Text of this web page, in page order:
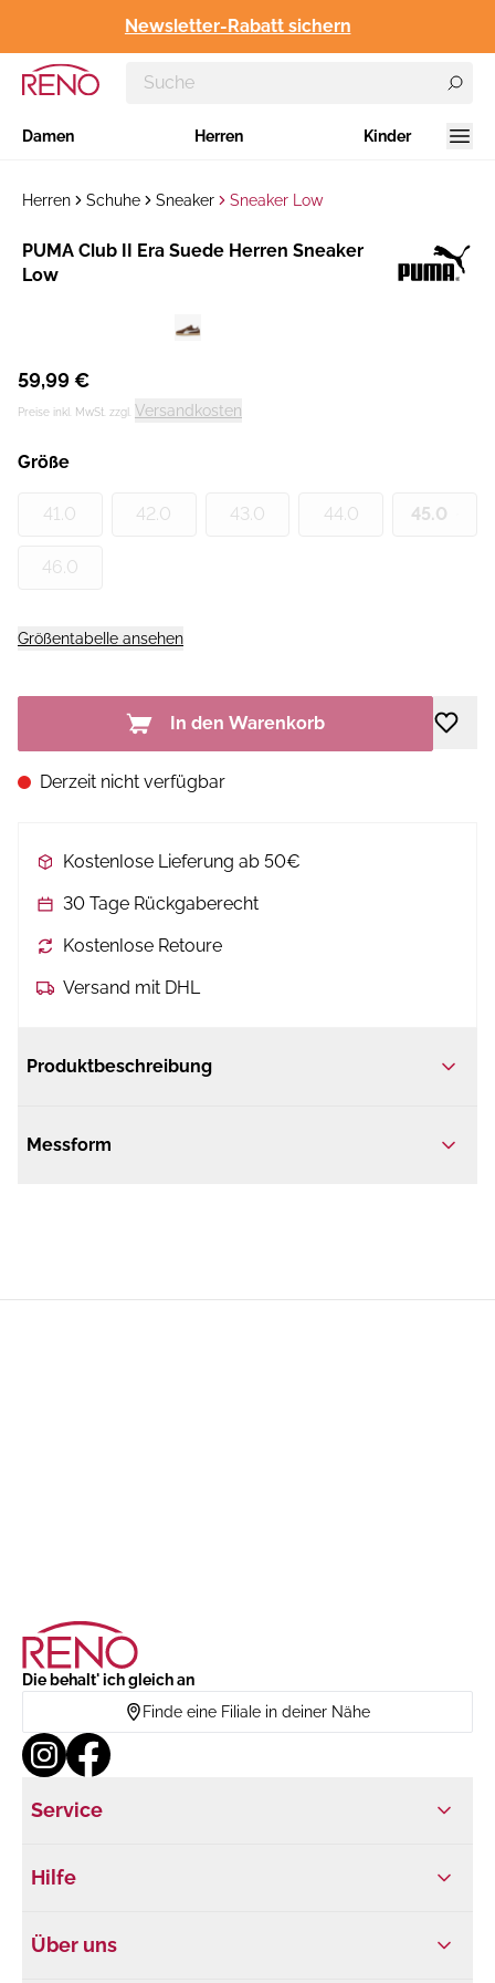
Newsletter-Rabatt sichern
Damen Herren Kinder
Herren Schuhe Sneaker Sneaker Low
Hersteller:
PUMA Club II Era Suede Herren Sneaker
Low
59,99 €
Preise inkl. MwSt. zzgl. Versandkosten
Größe
41.0 42.0 43.0 44.0 45.0
46.0
Größentabelle ansehen
In den Warenkorb
Derzeit nicht verfügbar
Kostenlose Lieferung ab 50€
30 Tage Rückgaberecht
Kostenlose Retoure
Versand mit DHL
Produktbeschreibung
Messform
Die behalt' ich gleich an
Finde eine Filiale in deiner Nähe
Service
Hilfe
Über uns